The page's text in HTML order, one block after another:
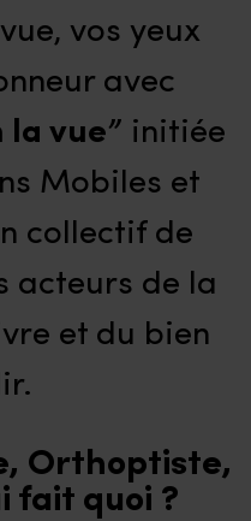
vos yeux
avec
la vue” initiée
Mobiles et
collectif de
acteurs de la
et du bien
Orthoptiste,
fait quoi ?